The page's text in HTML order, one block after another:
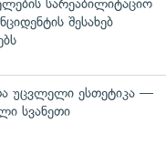
სარეაბილიტაციო
შესახებ
უცვლელი ესთეტიკა —
სვანეთი